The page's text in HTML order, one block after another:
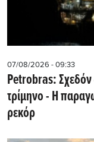
07/08/2026 - 09:33
Petrobras: Σχεδόν
τρίμηνο - Η
ρεκόρ